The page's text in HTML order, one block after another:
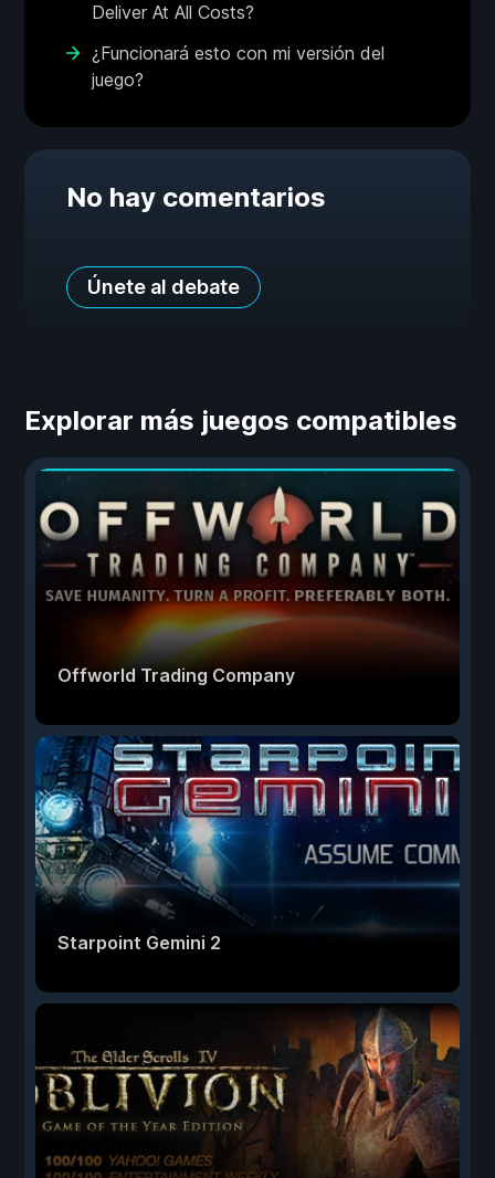
Deliver At All Costs?
¿Funcionará esto con mi versión del
juego?
No hay comentarios
Únete al debate
Explorar más juegos compatibles
Offworld Trading Company
Starpoint Gemini 2